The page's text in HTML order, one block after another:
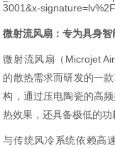
微射流风扇：专为具身
微射流风扇（Microjet
的散热需求而研发的一
构，通过压电陶瓷的高
热效果，还具备极低的功
与传统风冷系统依赖高